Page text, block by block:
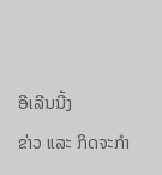
ອີເລີນນີ້ງ
ຂ່າວ ແລະ ກິດຈະກຳ